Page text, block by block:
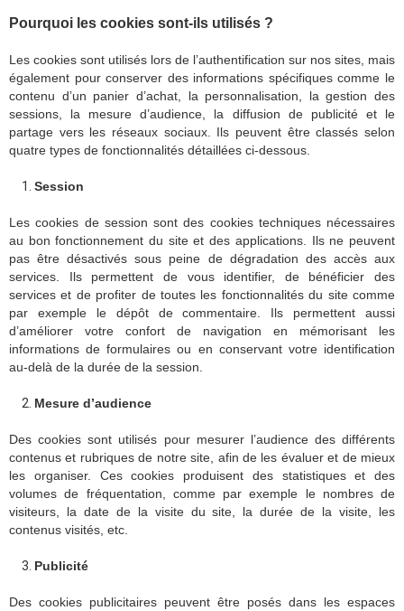
Pourquoi les cookies sont-ils utilisés ?
Les cookies sont utilisés lors de l’authentification sur nos sites, mais
également pour conserver des informations spécifiques comme le
contenu d’un panier d’achat, la personnalisation, la gestion des
sessions, la mesure d’audience, la diffusion de publicité et le
partage vers les réseaux sociaux. Ils peuvent être classés selon
quatre types de fonctionnalités détaillées ci-dessous.
Session
Les cookies de session sont des cookies techniques nécessaires
au bon fonctionnement du site et des applications. Ils ne peuvent
pas être désactivés sous peine de dégradation des accès aux
services. Ils permettent de vous identifier, de bénéficier des
services et de profiter de toutes les fonctionnalités du site comme
par exemple le dépôt de commentaire. Ils permettent aussi
d’améliorer votre confort de navigation en mémorisant les
informations de formulaires ou en conservant votre identification
au-delà de la durée de la session.
Mesure d’audience
Des cookies sont utilisés pour mesurer l’audience des différents
contenus et rubriques de notre site, afin de les évaluer et de mieux
les organiser. Ces cookies produisent des statistiques et des
volumes de fréquentation, comme par exemple le nombres de
visiteurs, la date de la visite du site, la durée de la visite, les
contenus visités, etc.
Publicité
Des cookies publicitaires peuvent être posés dans les espaces